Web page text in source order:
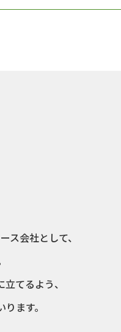
ス会社として、
てるよう、
ます。